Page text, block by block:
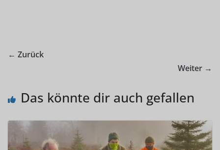
← Zurück
Weiter →
Das könnte dir auch gefallen